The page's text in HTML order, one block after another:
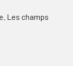
Les champs